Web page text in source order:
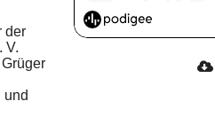
der
V.
und